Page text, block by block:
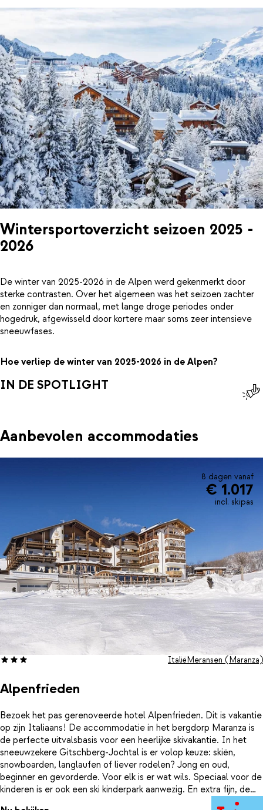
Wintersportoverzicht seizoen 2025 -
2026
De winter van 2025-2026 in de Alpen werd gekenmerkt door
sterke contrasten. Over het algemeen was het seizoen zachter
en zonniger dan normaal, met lange droge periodes onder
hogedruk, afgewisseld door kortere maar soms zeer intensieve
sneeuwfases.
Hoe verliep de winter van 2025-2026 in de Alpen?
IN DE SPOTLIGHT
Aanbevolen accommodaties
8 dagen vanaf
€ 1.017
incl. skipas
Alpenfrieden
ItaliëMeransen (Maranza)
Bezoek het pas gerenoveerde hotel Alpenfrieden. Dit is vakantie
op zijn Italiaans! De accommodatie in het bergdorp Maranza is
de perfecte uitvalsbasis voor een heerlijke skivakantie. In het
sneeuwzekere Gitschberg-Jochtal is er volop keuze: skiën,
snowboarden, langlaufen of liever rodelen? Jong en oud,
beginner en gevorderde. Voor elk is er wat wils. Speciaal voor de
kinderen is er ook een ski kinderpark aanwezig. En extra fijn, de
lift met aansluiting tot het hele skigebied, vind je vlakbij het